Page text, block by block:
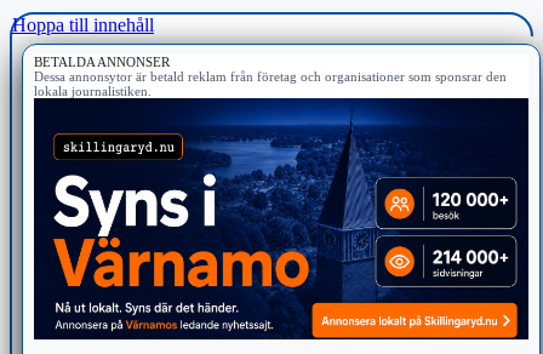
Hoppa till innehåll
BETALDA ANNONSER
Dessa annonsytor är betald reklam från företag och organisationer som sponsrar den
lokala journalistiken.